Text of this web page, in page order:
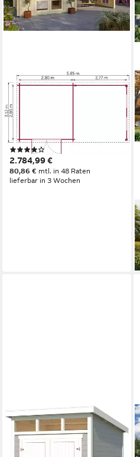
KONIFERA
Gartenhaus Acrux aus
skandinavischem Fichtenholz,
Wandstärke 28 mm, BxT:
585x312 cm, mit seitlichem
Anbau, inklusive Fußboden
(8)
2.784,99 €
80,86 € mtl. in 48 Raten
lieferbar in 3 Wochen